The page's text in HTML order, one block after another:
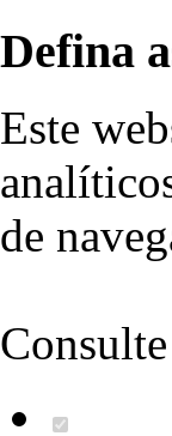
Defina
Este
de